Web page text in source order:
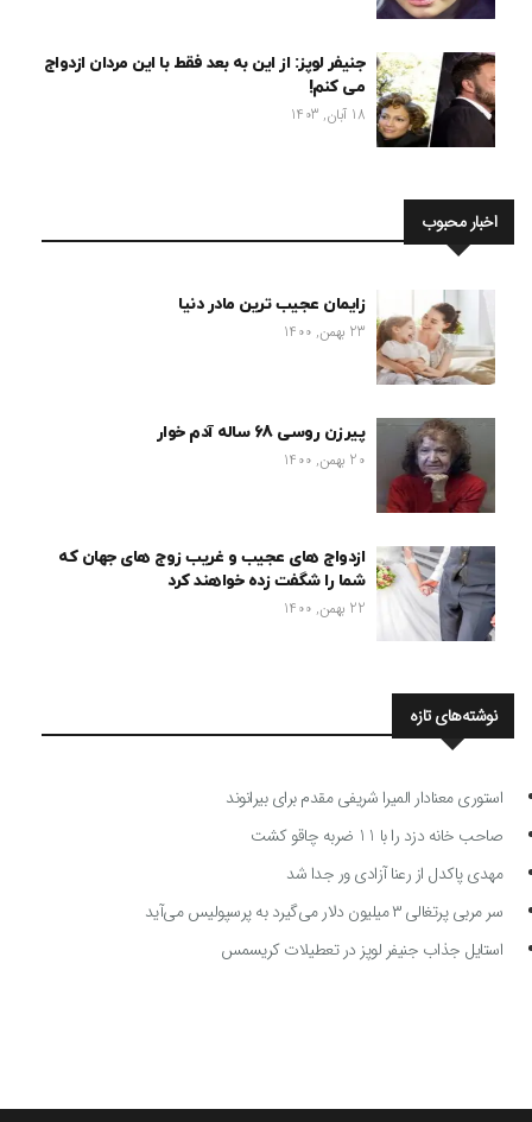
جنیفر لوپز: از این به بعد فقط با این مردان ازدواج
می کنم!
18 آبان, 1403
اخبار محبوب
زایمان عجیب ترین مادر دنیا
23 بهمن, 1400
پیرزن روسی 68 ساله آدم خوار
20 بهمن, 1400
ازدواج های عجیب و غریب زوج های جهان که
شما را شگفت زده خواهند کرد
22 بهمن, 1400
نوشته‌های تازه
استوری معنادار المیرا شریفی مقدم برای بیرانوند
صاحب خانه دزد را با 11 ضربه چاقو کشت
مهدی پاکدل از رعنا آزادی ور جدا شد
سر مربی پرتغالی ۳ میلیون دلار می‌گیرد به پرسپولیس می‌آید
استایل جذاب جنیفر لوپز در تعطیلات کریسمس